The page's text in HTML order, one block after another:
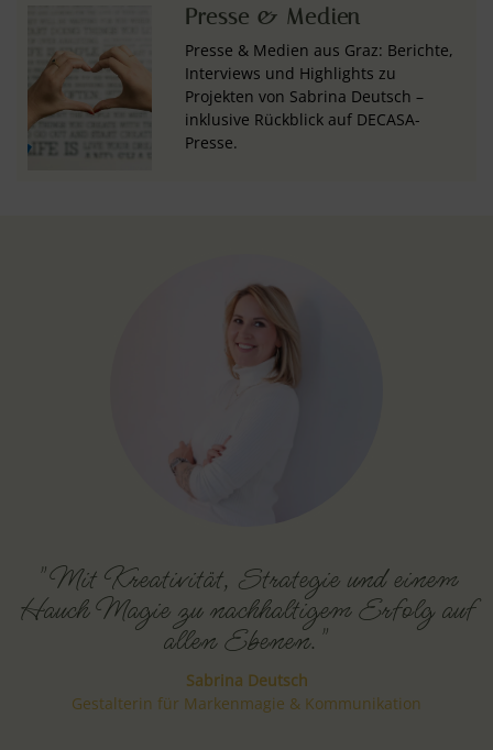
Presse & Medien
Presse & Medien aus Graz: Berichte,
Interviews und Highlights zu
Projekten von Sabrina Deutsch –
inklusive Rückblick auf DECASA-
Presse.
"Mit Kreativität, Strategie und einem
Hauch Magie zu nachhaltigem Erfolg auf
allen Ebenen."
Sabrina Deutsch
Gestalterin für Markenmagie & Kommunikation